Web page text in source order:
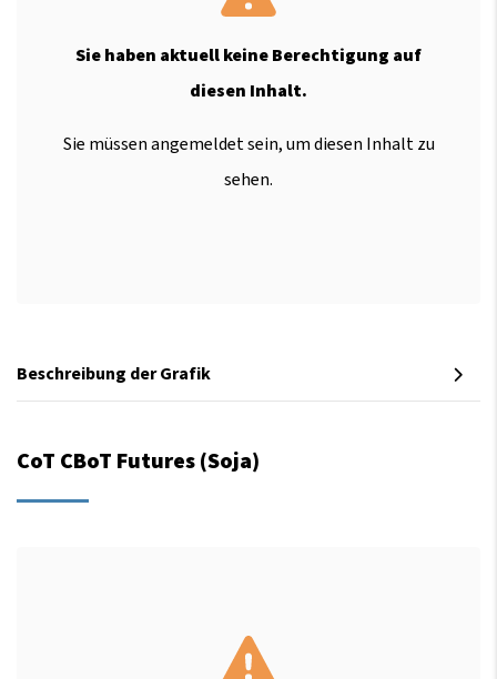
Sie haben aktuell keine Berechtigung auf
diesen Inhalt.
Sie müssen angemeldet sein, um diesen Inhalt zu
sehen.
Beschreibung der Grafik
CoT CBoT Futures (Soja)